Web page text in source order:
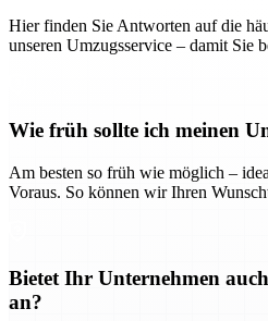
Hier finden Sie Antworten auf die
unseren Umzugsservice – damit Sie
Wie früh sollte ich meinen
Am besten so früh wie möglich –
Voraus. So können wir Ihren
Bietet Ihr Unternehmen
an?